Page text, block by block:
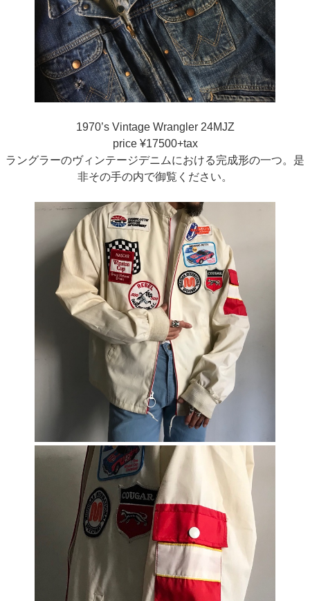
1970’s Vintage Wrangler 24MJZ
price ¥17500+tax
ラングラーのヴィンテージデニムにおける完成形の一つ。是
非その手の内で御覧ください。